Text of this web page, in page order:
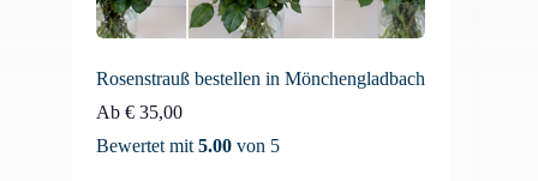
Rosenstrauß bestellen in Mönchengladbach
Ab € 35,00
Bewertet mit 5.00 von 5